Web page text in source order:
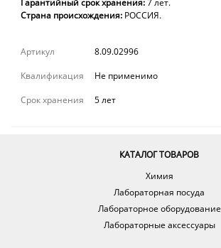
Страна происхождения: РОССИЯ.
Артикул
8.09.02996
Квалификация
Не применимо
Срок хранения
5 лет
КАТАЛОГ ТОВАРОВ
Химия
Лабораторная посуда
Лабораторное оборудование
Лабораторные аксессуары